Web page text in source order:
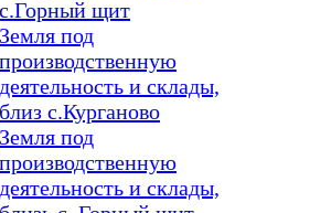
с.Горный щит
Земля под
производственную
деятельность и склады,
близ с.Курганово
Земля под
производственную
деятельность и склады,